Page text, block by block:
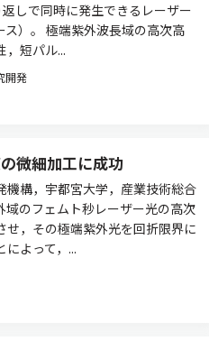
しで同時に発生できるレーザー
）。 極端紫外波長域の高次高
，短パル...
開発
微細加工に成功
構，宇都宮大学，産業技術総合
のフェムト秒レーザー光の高次
，その極端紫外光を回折限界に
よって，...